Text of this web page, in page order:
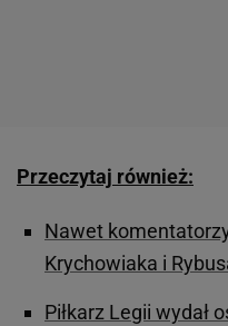
Przeczytaj również:
Nawet
Krychowiaka i
Piłkarz Legii wydał